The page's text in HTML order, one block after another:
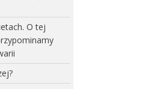
O tej